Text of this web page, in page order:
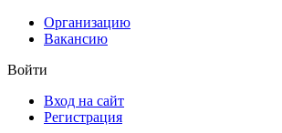
Организацию
Вакансию
Войти
Вход на сайт
Регистрация